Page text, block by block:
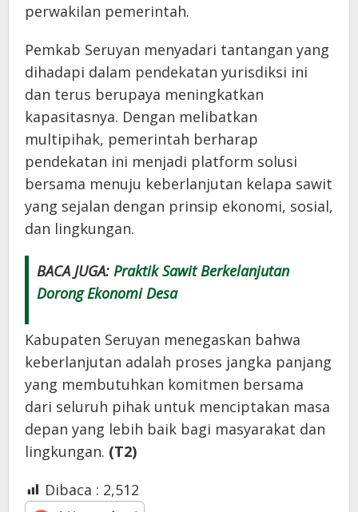
perwakilan pemerintah.
Pemkab Seruyan menyadari tantangan yang
dihadapi dalam pendekatan yurisdiksi ini
dan terus berupaya meningkatkan
kapasitasnya. Dengan melibatkan
multipihak, pemerintah berharap
pendekatan ini menjadi platform solusi
bersama menuju keberlanjutan kelapa sawit
yang sejalan dengan prinsip ekonomi, sosial,
dan lingkungan.
BACA JUGA: Praktik Sawit Berkelanjutan
Dorong Ekonomi Desa
Kabupaten Seruyan menegaskan bahwa
keberlanjutan adalah proses jangka panjang
yang membutuhkan komitmen bersama
dari seluruh pihak untuk menciptakan masa
depan yang lebih baik bagi masyarakat dan
lingkungan. (T2)
Dibaca : 2,512